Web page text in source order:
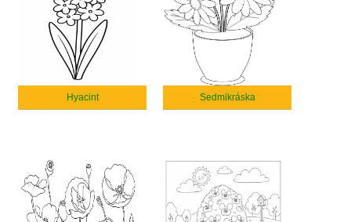
Hyacint Sedmikráska